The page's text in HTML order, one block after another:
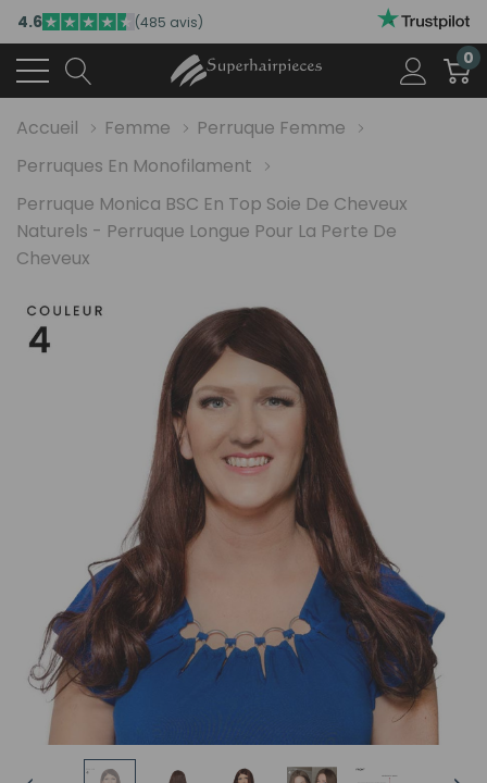
4.6 (485 avis)
0
Accueil Femme
Perruque Femme
Perruques En Monofilament
Perruque Monica BSC En Top Soie De Cheveux
Naturels - Perruque Longue Pour La Perte De
Cheveux